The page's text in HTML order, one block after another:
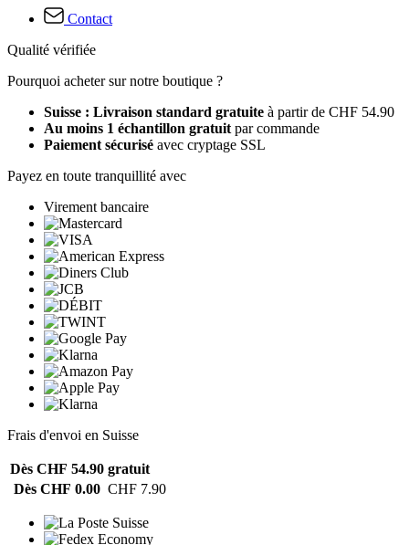
Contact
Qualité vérifiée
Pourquoi acheter sur notre boutique ?
Suisse : Livraison standard gratuite à partir de CHF 54.90
Au moins 1 échantillon gratuit par commande
Paiement sécurisé avec cryptage SSL
Payez en toute tranquillité avec
Virement bancaire
Frais d'envoi en Suisse
Dès CHF 54.90 gratuit
Dès CHF 0.00 CHF 7.90